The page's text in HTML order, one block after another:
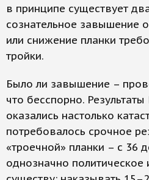
в принципе существует
сознательное завышение
или снижение планки
тройки.
Было ли завышение –
что бесспорно.
оказались настолько
потребовалось срочное
«троечной» планки – с 36
однозначно